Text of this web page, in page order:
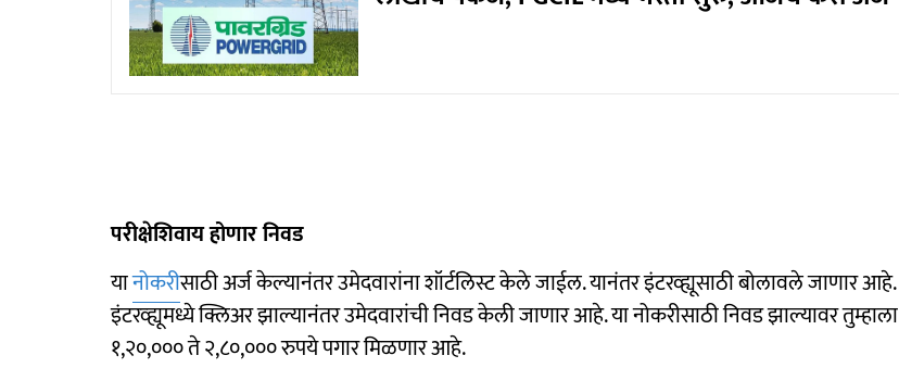
परीक्षेशिवाय होणार निवड
यानोकरीसाठी अर्ज केल्यानंतर उमेदवारांना शॉर्टलिस्ट केले जाईल. यानंतर इंटरव्ह्यूसाठी बोलावले जाणार आहे.
इंटरव्ह्यूमध्ये क्लिअर झाल्यानंतर उमेदवारांची निवड केली जाणार आहे. या नोकरीसाठी निवड झाल्यावर तुम्हाला
१,२०,००० ते २,८०,००० रुपये पगार मिळणार आहे.